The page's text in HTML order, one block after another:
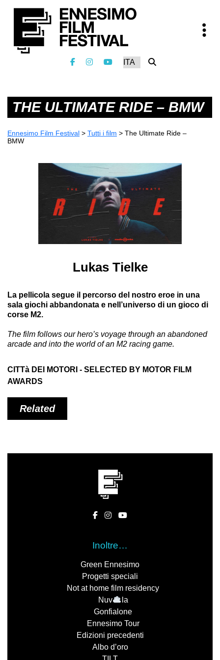
THE ULTIMATE RIDE – BMW
Ennesimo Film Festival > Tutti i film > The Ultimate Ride –
BMW
Lukas Tielke
La pellicola segue il percorso del nostro eroe in una
sala giochi abbandonata e nell’universo di un gioco di
corse M2.
The film follows our hero’s voyage through an abandoned
arcade and into the world of an M2 racing game.
CITTà DEI MOTORI - SELECTED BY MOTOR FILM
AWARDS
Related
Inoltre…
Green Ennesimo
Progetti speciali
Not at home film residency
Nuv
la
Gonfialone
Ennesimo Tour
Edizioni precedenti
Albo d’oro